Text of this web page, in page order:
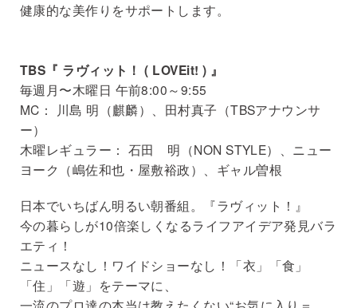
健康的な美作りをサポートします。
TBS『 ラヴィット！ ( LOVEit! ) 』
毎週月〜木曜日 午前8:00～9:55
MC： 川島 明（麒麟）、田村真子（TBSアナウンサ
ー）
木曜レギュラー： 石田 明（NON STYLE）、ニュー
ヨーク（嶋佐和也・屋敷裕政）、ギャル曽根
日本でいちばん明るい朝番組。『ラヴィット！』
今の暮らしが10倍楽しくなるライフアイデア発見バラ
エティ！
ニュースなし！ワイドショーなし！「衣」「食」
「住」「遊」をテーマに、